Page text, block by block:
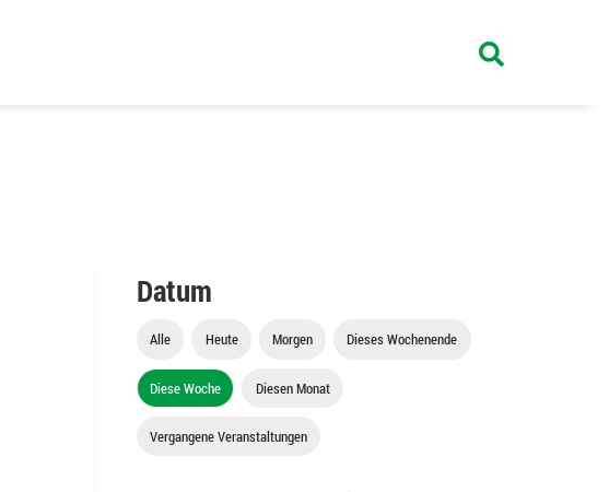
Datum
Alle Heute Morgen Dieses Wochenende
Diese Woche Diesen Monat
Vergangene Veranstaltungen